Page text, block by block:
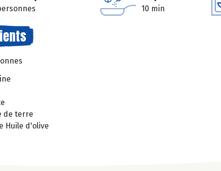
10 min
de terre
Huile d'olive